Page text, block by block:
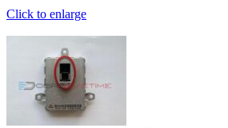
Click to enlarge